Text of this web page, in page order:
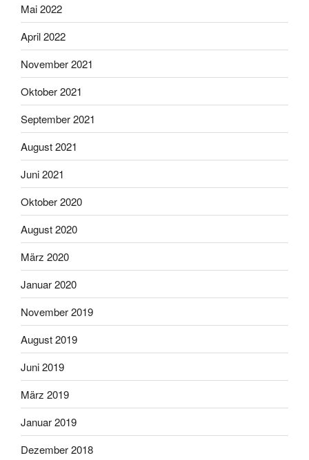
Mai 2022
April 2022
November 2021
Oktober 2021
September 2021
August 2021
Juni 2021
Oktober 2020
August 2020
März 2020
Januar 2020
November 2019
August 2019
Juni 2019
März 2019
Januar 2019
Dezember 2018